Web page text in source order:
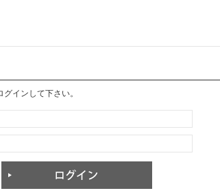
インして下さい。